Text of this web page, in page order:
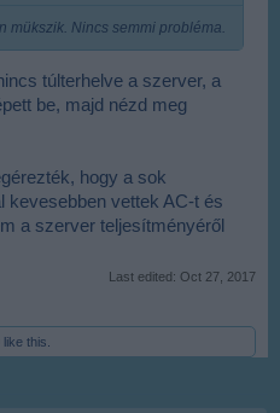
mükszik. Nincs semmi probléma.
túlterhelve a szerver, a
be, majd nézd meg
hogy a sok
kevesebben vettek AC-t és
a szerver teljesítményéről
Last edited: Oct 27, 2017
like this.